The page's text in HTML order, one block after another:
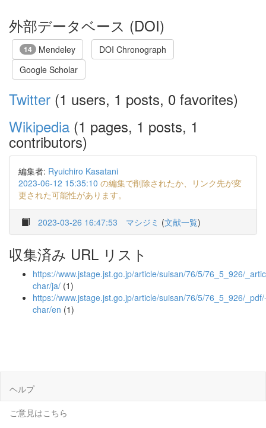
外部データベース (DOI)
14 Mendeley
DOI Chronograph
Google Scholar
Twitter (1 users, 1 posts, 0 favorites)
Wikipedia (1 pages, 1 posts, 1
contributors)
編集者: Ryuichiro Kasatani
2023-06-12 15:35:10 の編集で削除されたか、リンク先が変
更された可能性があります。
2023-03-26 16:47:53 マシジミ (文献一覧)
収集済み URL リスト
https://www.jstage.jst.go.jp/article/suisan/76/5/76_5_926/
char/ja/ (1)
https://www.jstage.jst.go.jp/article/suisan/76/5/76_5_926/
char/en (1)
ヘルプ
ご意見はこちら